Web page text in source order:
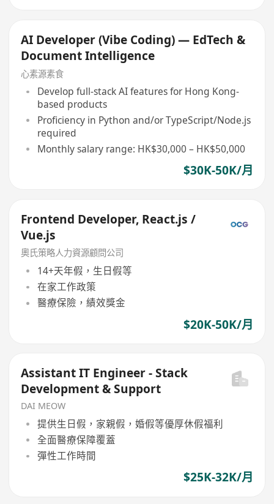
AI Developer (Vibe Coding) — EdTech &
Document Intelligence
心素源素食
Develop full-stack AI features for Hong Kong-
based products
Proficiency in Python and/or TypeScript/Node.js
required
Monthly salary range: HK$30,000 – HK$50,000
$30K-50K/月
Frontend Developer, React.js /
Vue.js
奧氏策略人力資源顧問公司
14+天年假，生日假等
在家工作政策
醫療保險，績效獎金
$20K-50K/月
Assistant IT Engineer - Stack
Development & Support
DAI MEOW
提供生日假，家親假，婚假等優厚休假福利
全面醫療保障覆蓋
彈性工作時間
$25K-32K/月